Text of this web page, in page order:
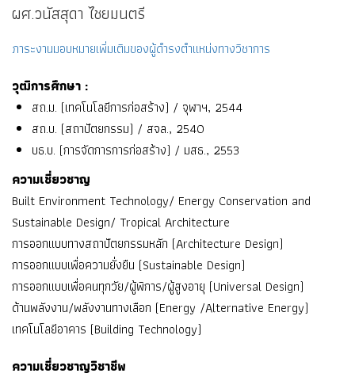
ผศ.วนัสสุดา ไชยมนตรี
ภาระงานมอบหมายเพิ่มเติมของผู้ดำรงตำแหน่งทางวิชาการ
วุฒิการศึกษา :
สถ.ม. (เทคโนโลยีการก่อสร้าง) / จุฬาฯ, 2544
สถ.บ. (สถาปัตยกรรม) / สจล., 2540
บธ.บ. (การจัดการการก่อสร้าง) / มสธ., 2553
ความเชี่ยวชาญ
Built Environment Technology/ Energy Conservation and
Sustainable Design/ Tropical Architecture
การออกแบบทางสถาปัตยกรรมหลัก (Architecture Design)
การออกแบบเพื่อความยั่งยืน (Sustainable Design)
การออกแบบเพื่อคนทุกวัย/ผู้พิการ/ผู้สูงอายุ (Universal Design)
ด้านพลังงาน/พลังงานทางเลือก (Energy /Alternative Energy)
เทคโนโลยีอาคาร (Building Technology)
ความเชี่ยวชาญวิชาชีพ